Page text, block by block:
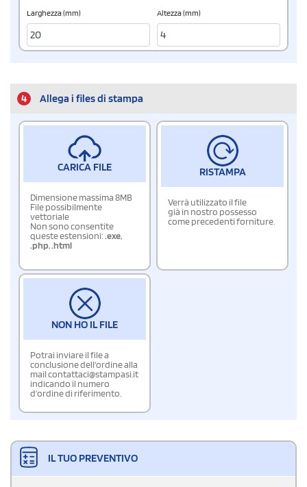
Larghezza (mm) Altezza (mm)
4 Allega i files di stampa
CARICA FILE
Dimensione massima 8MB
File possibilmente
vettoriale
Non sono consentite
queste estensioni:.exe,
.php,.html
RISTAMPA
Verrà utilizzato il file
già in nostro possesso
come precedenti forniture.
NON HO IL FILE
Potrai inviare il file a
conclusione dell'ordine alla
mail contattaci@stampasi.it
indicando il numero
d'ordine di riferimento.
IL TUO PREVENTIVO